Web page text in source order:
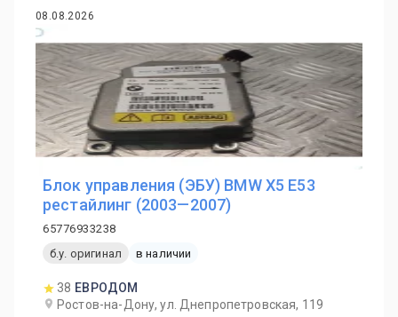
08.08.2026
Блок управления (ЭБУ) BMW X5 E53
рестайлинг (2003—2007)
65776933238
б.у. оригинал
в наличии
38 ЕВРОДОМ
Ростов-на-Дону, ул. Днепропетровская, 119